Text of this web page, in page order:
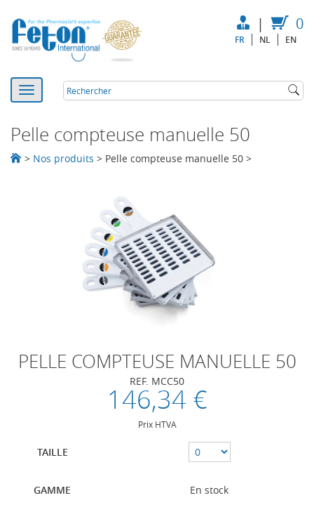
| 0
FR NL EN
Pelle compteuse manuelle 50
> Nos produits > Pelle compteuse manuelle 50 >
PELLE COMPTEUSE MANUELLE 50
REF. MCC50
146,34 €
Prix HTVA
TAILLE
GAMME En stock